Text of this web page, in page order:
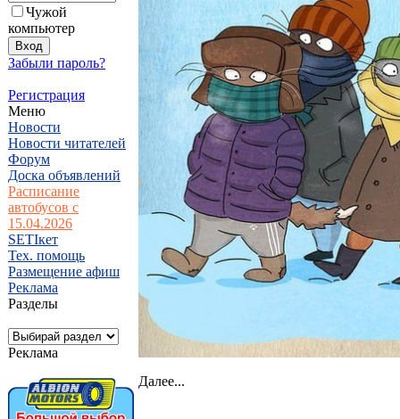
Чужой
компьютер
Забыли пароль?
Регистрация
Меню
Новости
Новости читателей
Форум
Доска объявлений
Расписание
автобусов с
15.04.2026
SETIкет
Тех. помощь
Размещение афиш
Реклама
Разделы
Реклама
Далее...